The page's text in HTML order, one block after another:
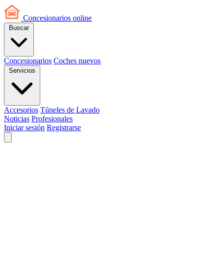
Concesionarios online
Buscar
Concesionarios Coches nuevos
Servicios
Accesorios Túneles de Lavado
Noticias Profesionales
Iniciar sesión Registrarse